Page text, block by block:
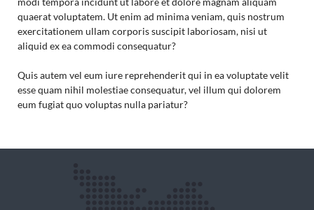
quaerat voluptatem. Ut enim ad minima veniam, quis nostrum
exercitationem ullam corporis suscipit laboriosam, nisi ut
aliquid ex ea commodi consequatur?
Quis autem vel eum iure reprehenderit qui in ea voluptate velit
esse quam nihil molestiae consequatur, vel illum qui dolorem
eum fugiat quo voluptas nulla pariatur?